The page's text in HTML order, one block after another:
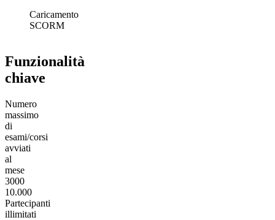
Caricamento
SCORM
Funzionalità
chiave
Numero
massimo
di
esami/corsi
avviati
al
mese
3000
10.000
Partecipanti
illimitati